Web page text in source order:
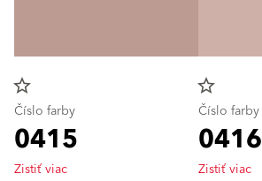
star_border
Číslo farby
0415
Zistiť viac
star_border
Číslo farby
0416
Zistiť viac